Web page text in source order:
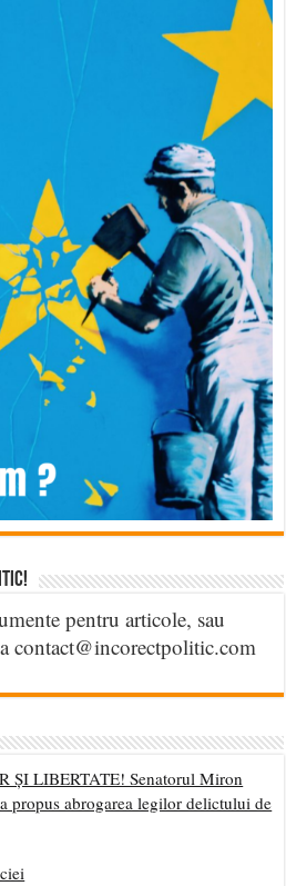
pentru articole, sau
contact@incorectpolitic.com
ȘI LIBERTATE! Senatorul Miron
propus abrogarea legilor delictului de